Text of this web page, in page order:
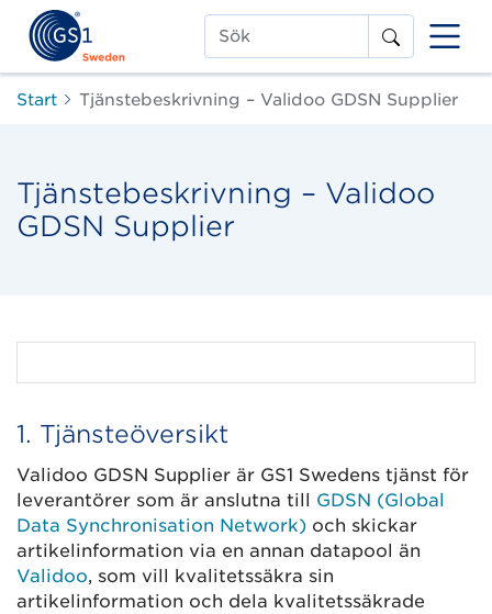
Sök
Start Tjänstebeskrivning – Validoo GDSN Supplier
Tjänstebeskrivning – Validoo
GDSN Supplier
1. Tjänsteöversikt
Validoo GDSN Supplier är GS1 Swedens tjänst för
leverantörer som är anslutna till GDSN (Global
Data Synchronisation Network) och skickar
artikelinformation via en annan datapool än
Validoo, som vill kvalitetssäkra sin
artikelinformation och dela kvalitetssäkrade